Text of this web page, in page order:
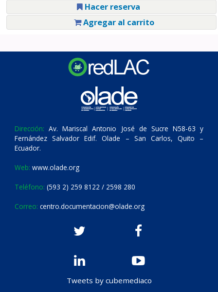
Hacer reserva
Agregar al carrito
Dirección: Av. Mariscal Antonio José de Sucre N58-63 y
Fernández Salvador Edif. Olade – San Carlos, Quito –
Ecuador.
Web: www.olade.org
Teléfono: (593 2) 259 8122 / 2598 280
Correo: centro.documentacion@olade.org
Tweets by cubemediaco